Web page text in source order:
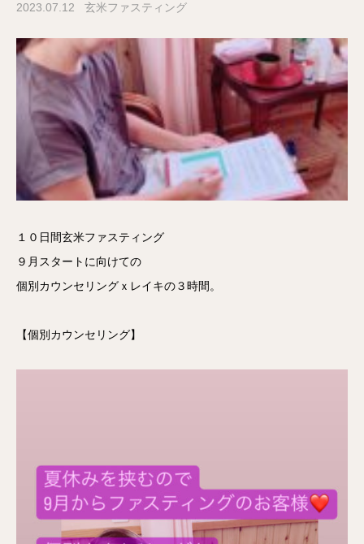
2023.07.12 玄米ファスティング
１０日間玄米ファスティング
９月スタートに向けての
個別カウンセリングｘレイキの３時間。
【個別カウンセリング】